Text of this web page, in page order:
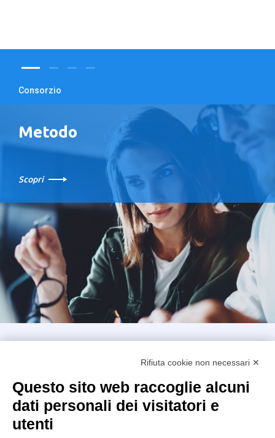
Consorzio
Metodo
Scopri
Kilometro Rosso innovation district
+39 035 0690366
info@intellimech.it
Rifiuta cookie non necessari ✕
Questo sito web raccoglie alcuni
dati personali dei visitatori e
utenti